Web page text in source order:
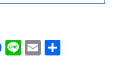
Facebook
LineEmail